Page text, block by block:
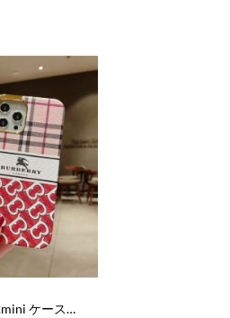
burberry iphone12/12mini ケース おしゃれ バーバリー新作 アイフォン12pro/11/xs max カバー カップル iphone11pro max/xr 保護カバー ストラップ iphone10s/x ケース 可愛い ブランド